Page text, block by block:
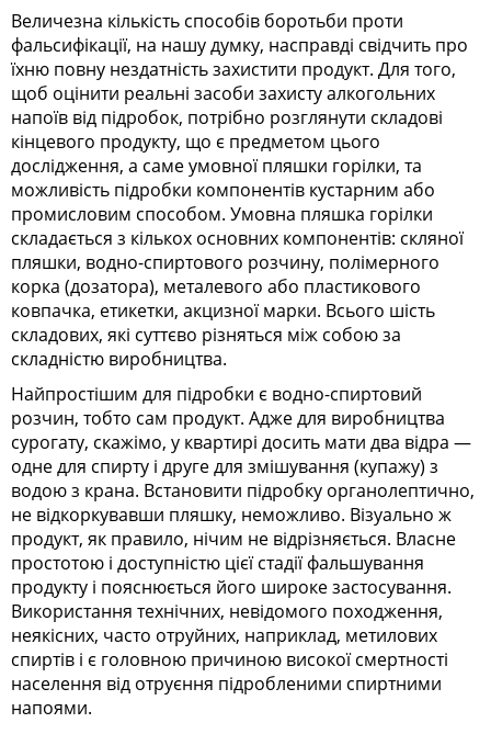
Величезна кількість способів боротьби проти
фальсифікації, на нашу думку, насправді свідчить про
їхню повну нездатність захистити продукт. Для того,
щоб оцінити реальні засоби захисту алкогольних
напоїв від підробок, потрібно розглянути складові
кінцевого продукту, що є предметом цього
дослідження, а саме умовної пляшки горілки, та
можливість підробки компонентів кустарним або
промисловим способом. Умовна пляшка горілки
складається з кількох основних компонентів: скляної
пляшки, водно-спиртового розчину, полімерного
корка (дозатора), металевого або пластикового
ковпачка, етикетки, акцизної марки. Всього шість
складових, які суттєво різняться між собою за
складністю виробництва.
Найпростішим для підробки є водно-спиртовий
розчин, тобто сам продукт. Адже для виробництва
сурогату, скажімо, у квартирі досить мати два відра —
одне для спирту і друге для змішування (купажу) з
водою з крана. Встановити підробку органолептично,
не відкоркувавши пляшку, неможливо. Візуально ж
продукт, як правило, нічим не відрізняється. Власне
простотою і доступністю цієї стадії фальшування
продукту і пояснюється його широке застосування.
Використання технічних, невідомого походження,
неякісних, часто отруйних, наприклад, метилових
спиртів і є головною причиною високої смертності
населення від отруєння підробленими спиртними
напоями.